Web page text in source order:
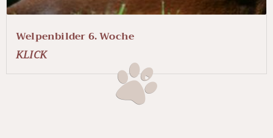
Welpenbilder 6. Woche
KLICK